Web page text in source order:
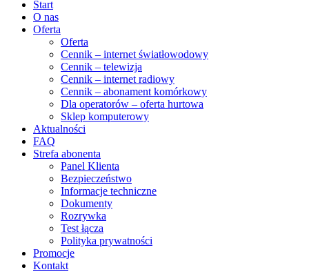
Start
O nas
Oferta
Oferta
Cennik – internet światłowodowy
Cennik – telewizja
Cennik – internet radiowy
Cennik – abonament komórkowy
Dla operatorów – oferta hurtowa
Sklep komputerowy
Aktualności
FAQ
Strefa abonenta
Panel Klienta
Bezpieczeństwo
Informacje techniczne
Dokumenty
Rozrywka
Test łącza
Polityka prywatności
Promocje
Kontakt